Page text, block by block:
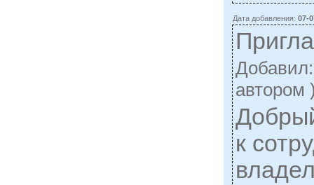
Дата добавления:07-
автором
к